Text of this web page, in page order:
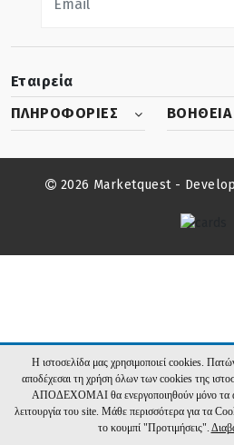
Εταιρεία
ΠΛΗΡΟΦΟΡΙΕΣ
ΒΟΗΘΕΙΑ
2026 Marketquest -
Η ιστοσελίδα μας χρησιμοποιεί cookies.
αποδέχεσαι τη χρήση όλων των cookies της
ΑΠΟΔΕΧΟΜΑΙ θα ενεργοποιηθούν μόνο τα
λειτουργία του site. Μάθε περισσότερα για τα
το κουμπί "Προτιμήσεις".